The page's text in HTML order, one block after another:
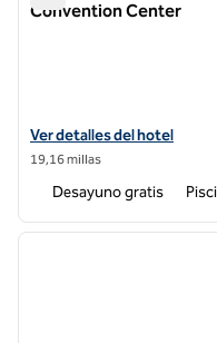
Convention Center
Ver detalles del hotel
Ver detalles del hotel
19,16 millas
Desayuno gratis
1 de 12